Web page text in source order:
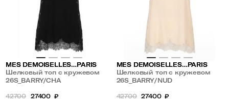
MES DEMOISELLES…PARIS
Шелковый топ с кружевом
26S_BARRY/CHA
42700 27400 ₽
MES DEMOISELLES…PARIS
Шелковый топ с кружевом
26S_BARRY/NUD
42700 27400 ₽